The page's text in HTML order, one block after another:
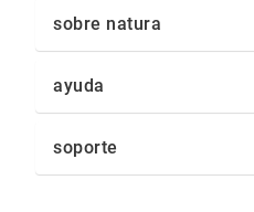
sobre natura
ayuda
soporte